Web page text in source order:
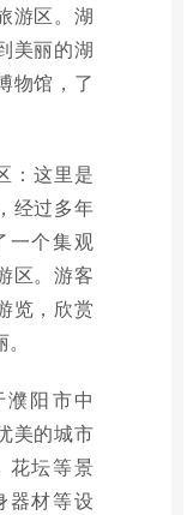
游区。湖
美丽的湖
物馆，了
：这里是
经过多年
一个集观
区。游客
览，欣赏
阳市中
美的城市
花坛等景
器材等设